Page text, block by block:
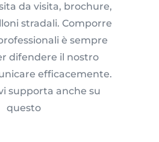
da visita, brochure,
stradali. Comporre
è sempre
difendere il nostro
efficacemente.
supporta anche su
questo